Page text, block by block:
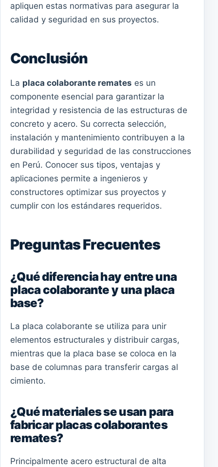
apliquen estas normativas para asegurar la
calidad y seguridad en sus proyectos.
Conclusión
La placa colaborante remates es un
componente esencial para garantizar la
integridad y resistencia de las estructuras de
concreto y acero. Su correcta selección,
instalación y mantenimiento contribuyen a la
durabilidad y seguridad de las construcciones
en Perú. Conocer sus tipos, ventajas y
aplicaciones permite a ingenieros y
constructores optimizar sus proyectos y
cumplir con los estándares requeridos.
Preguntas Frecuentes
¿Qué diferencia hay entre una
placa colaborante y una placa
base?
La placa colaborante se utiliza para unir
elementos estructurales y distribuir cargas,
mientras que la placa base se coloca en la
base de columnas para transferir cargas al
cimiento.
¿Qué materiales se usan para
fabricar placas colaborantes
remates?
Principalmente acero estructural de alta